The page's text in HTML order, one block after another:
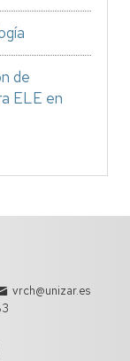
de
ELE en
vrch@unizar.es